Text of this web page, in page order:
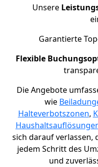
Unsere
Garantierte
Flexible
Die Angebote
wie
Halteverbotszonen,
sich darauf verlassen,
jedem Schritt des
und